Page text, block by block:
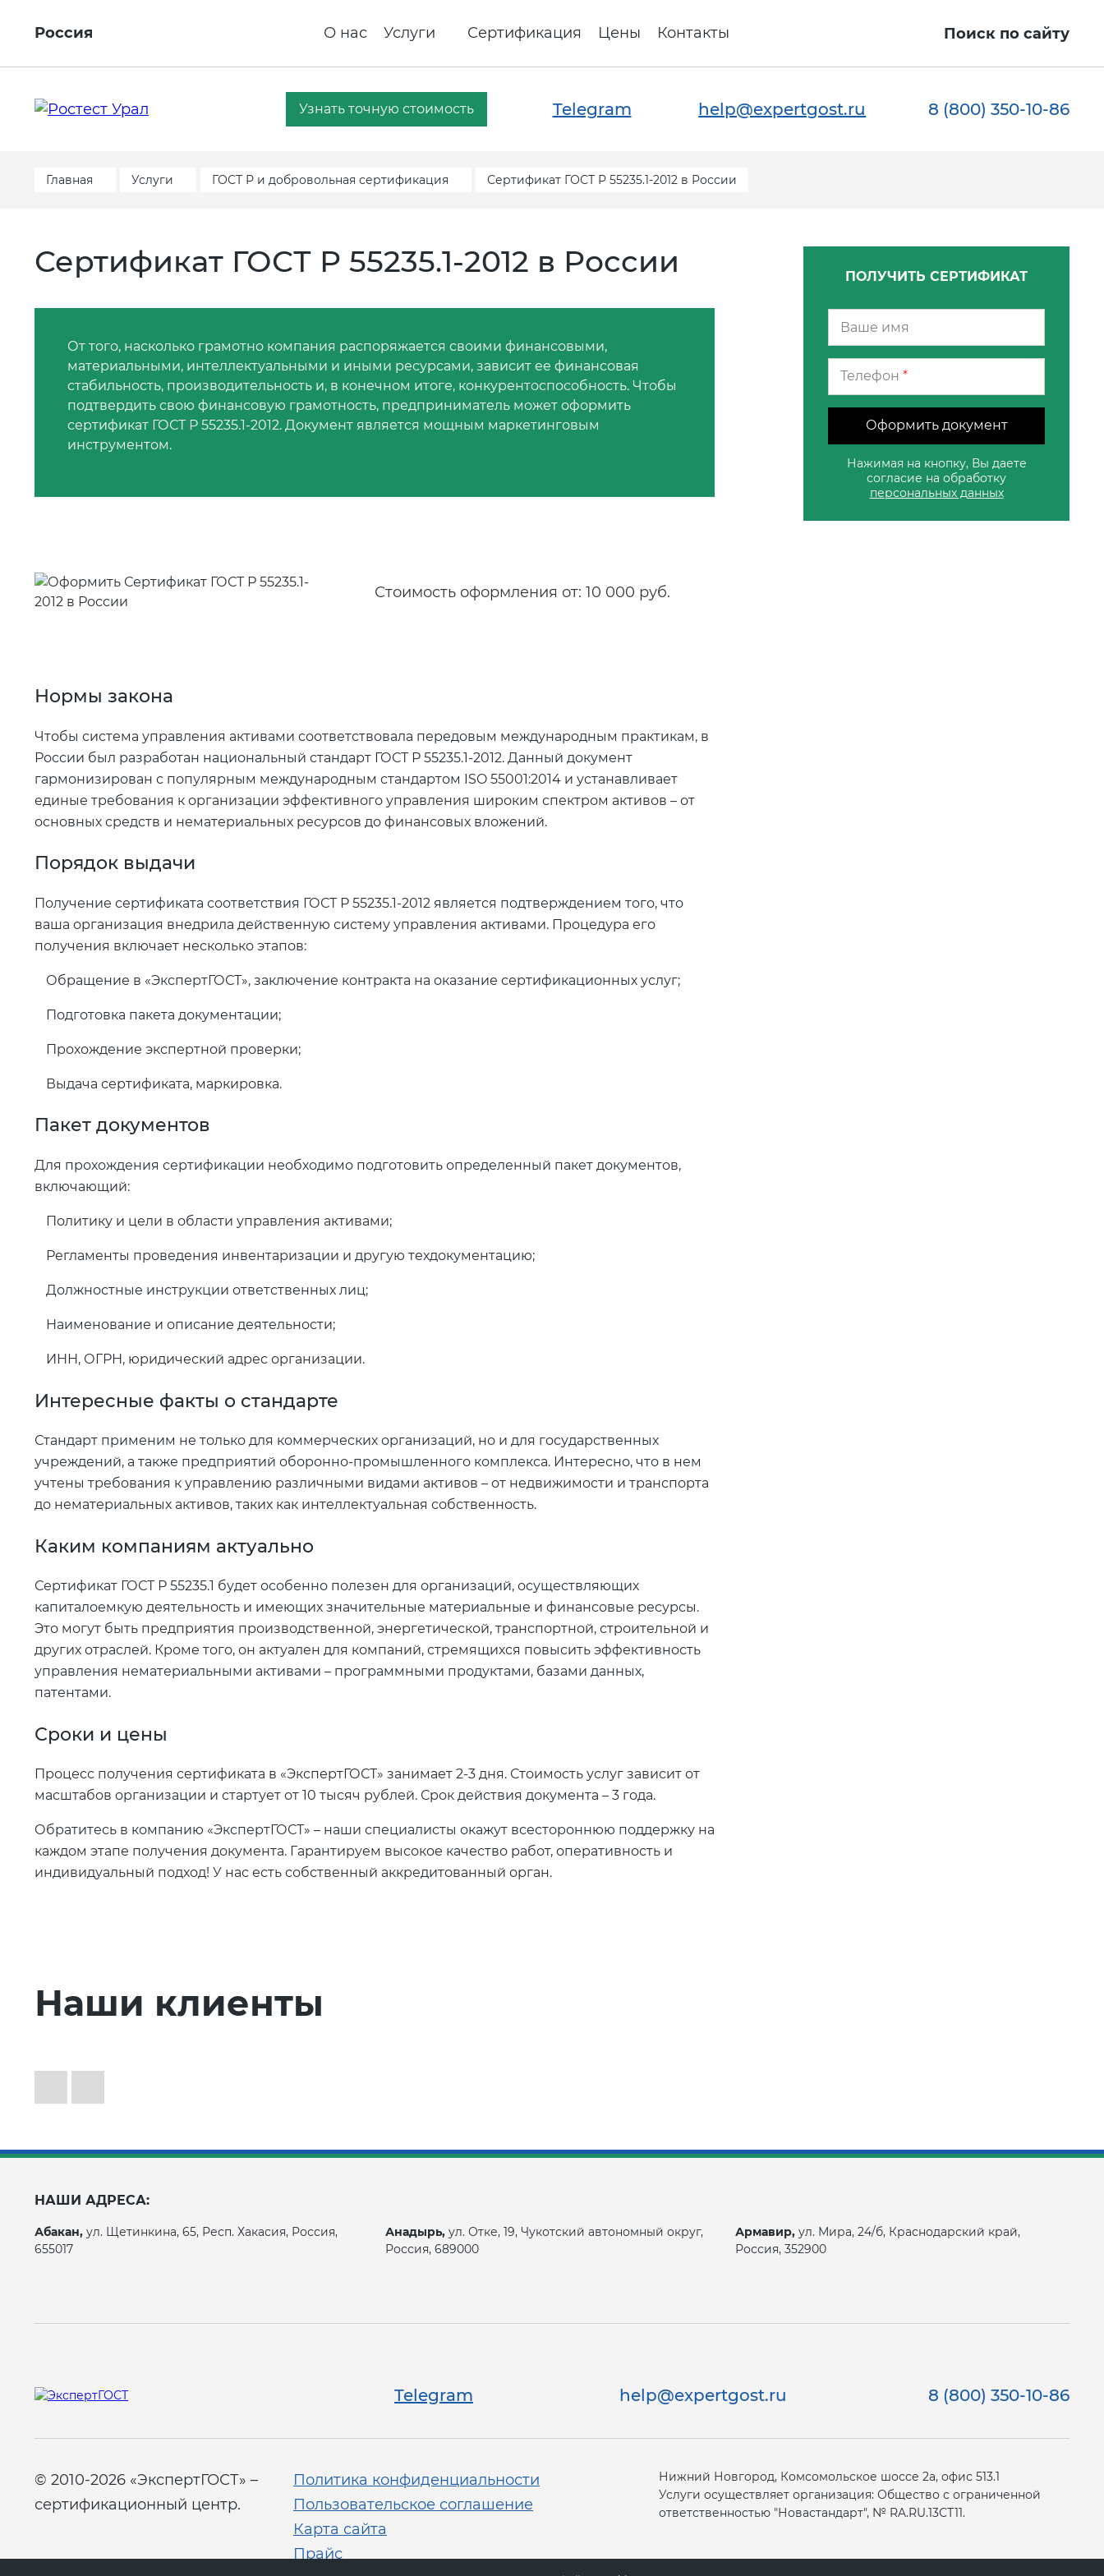
Россия О нас Услуги Сертификация Цены Контакты Поиск по сайту
Узнать точную стоимость Telegram help@expertgost.ru 8 (800) 350-10-86
Главная Услуги ГОСТ Р и добровольная сертификация Сертификат ГОСТ Р 55235.1-2012 в России
Сертификат ГОСТ Р 55235.1-2012 в России
От того, насколько грамотно компания распоряжается своими финансовыми,
материальными, интеллектуальными и иными ресурсами, зависит ее финансовая
стабильность, производительность и, в конечном итоге, конкурентоспособность. Чтобы
подтвердить свою финансовую грамотность, предприниматель может оформить
сертификат ГОСТ Р 55235.1-2012. Документ является мощным маркетинговым
инструментом.
Стоимость оформления от: 10 000 руб.
Нормы закона
Чтобы система управления активами соответствовала передовым международным практикам, в
России был разработан национальный стандарт ГОСТ Р 55235.1-2012. Данный документ
гармонизирован с популярным международным стандартом ISO 55001:2014 и устанавливает
единые требования к организации эффективного управления широким спектром активов – от
основных средств и нематериальных ресурсов до финансовых вложений.
Порядок выдачи
Получение сертификата соответствия ГОСТ Р 55235.1-2012 является подтверждением того, что
ваша организация внедрила действенную систему управления активами. Процедура его
получения включает несколько этапов:
Обращение в «ЭкспертГОСТ», заключение контракта на оказание сертификационных услуг;
Подготовка пакета документации;
Прохождение экспертной проверки;
Выдача сертификата, маркировка.
Пакет документов
Для прохождения сертификации необходимо подготовить определенный пакет документов,
включающий:
Политику и цели в области управления активами;
Регламенты проведения инвентаризации и другую техдокументацию;
Должностные инструкции ответственных лиц;
Наименование и описание деятельности;
ИНН, ОГРН, юридический адрес организации.
Интересные факты о стандарте
Стандарт применим не только для коммерческих организаций, но и для государственных
учреждений, а также предприятий оборонно-промышленного комплекса. Интересно, что в нем
учтены требования к управлению различными видами активов – от недвижимости и транспорта
до нематериальных активов, таких как интеллектуальная собственность.
Каким компаниям актуально
Сертификат ГОСТ Р 55235.1 будет особенно полезен для организаций, осуществляющих
капиталоемкую деятельность и имеющих значительные материальные и финансовые ресурсы.
Это могут быть предприятия производственной, энергетической, транспортной, строительной и
других отраслей. Кроме того, он актуален для компаний, стремящихся повысить эффективность
управления нематериальными активами – программными продуктами, базами данных,
патентами.
Сроки и цены
Процесс получения сертификата в «ЭкспертГОСТ» занимает 2-3 дня. Стоимость услуг зависит от
масштабов организации и стартует от 10 тысяч рублей. Срок действия документа – 3 года.
Обратитесь в компанию «ЭкспертГОСТ» – наши специалисты окажут всестороннюю поддержку на
каждом этапе получения документа. Гарантируем высокое качество работ, оперативность и
индивидуальный подход! У нас есть собственный аккредитованный орган.
ПОЛУЧИТЬ СЕРТИФИКАТ
Телефон *
Оформить документ
Нажимая на кнопку, Вы даете
согласие на обработку
персональных данных
Наши клиенты
НАШИ АДРЕСА:
Абакан, ул. Щетинкина, 65, Респ. Хакасия, Россия,
655017
Анадырь, ул. Отке, 19, Чукотский автономный округ,
Россия, 689000
Армавир, ул. Мира, 24/б, Краснодарский край,
Россия, 352900
Telegram help@expertgost.ru 8 (800) 350-10-86
© 2010-2026 «ЭкспертГОСТ» –
сертификационный центр.
Политика конфиденциальности
Пользовательское соглашение
Карта сайта
Прайс
Нижний Новгород, Комсомольское шоссе 2а, офис 513.1
Услуги осуществляет организация: Общество с ограниченной
ответственностью "Новастандарт", № RA.RU.13СТ11.